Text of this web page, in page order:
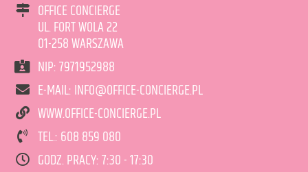
DODAJ DO KOSZYKA
OFFICE CONCIERGE
UL. FORT WOLA 22
01-258 WARSZAWA
NIP: 7971952988
E-MAIL: INFO@OFFICE-CONCIERGE.PL
WWW.OFFICE-CONCIERGE.PL
TEL.: 608 859 080
GODZ. PRACY: 7:30 - 17:30